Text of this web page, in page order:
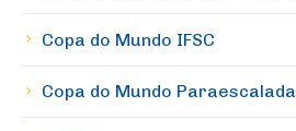
Copa do Mundo IFSC
Copa do Mundo Paraescalada